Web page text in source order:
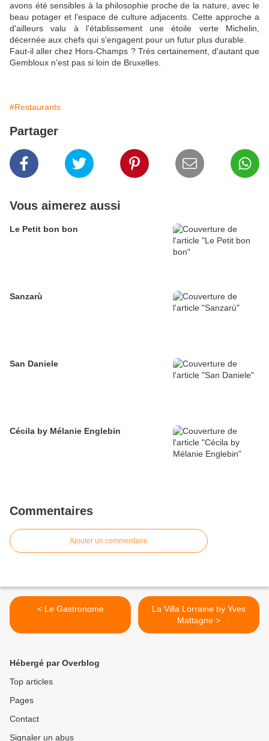
avons été sensibles à la philosophie proche de la nature, avec le
beau potager et l'espace de culture adjacents. Cette approche a
d'ailleurs valu à l'établissement une étoile verte Michelin,
décernée aux chefs qui s'engagent pour un futur plus durable.
Faut-il aller chez Hors-Champs ? Très certainement, d'autant que
Gembloux n'est pas si loin de Bruxelles.
#Restaurants
Partager
Vous aimerez aussi
Le Petit bon bon
Sanzarù
San Daniele
Cécila by Mélanie Englebin
Commentaires
Ajouter un commentaire
< Le Gastronome
La Villa Lorraine by Yves
Mattagne >
Hébergé par Overblog
Top articles
Pages
Contact
Signaler un abus